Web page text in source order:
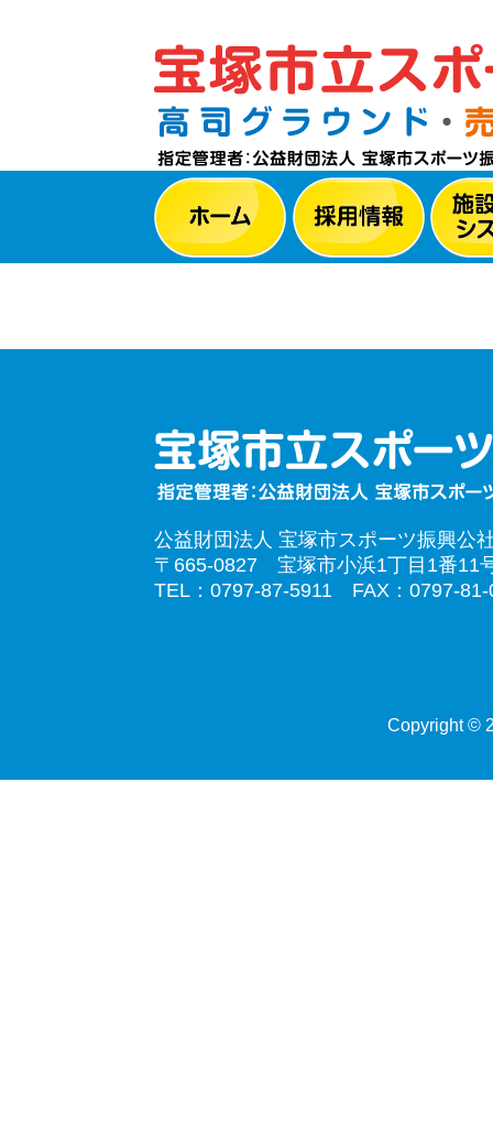
公益財団法人 宝塚市スポーツ振興公
〒665-0827 宝塚市小浜1丁目1番11
TEL：0797-87-5911 FAX：0797-81-
Copyright ©